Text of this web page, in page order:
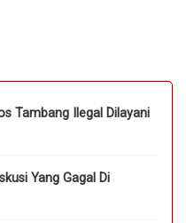
Tambang Ilegal Dilayani
Yang Gagal Di